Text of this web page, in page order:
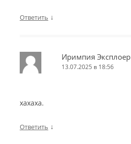
Ответить ↓
Иримпия Эксплоер
13.07.2025 в 18:56
хахаха.
Ответить ↓